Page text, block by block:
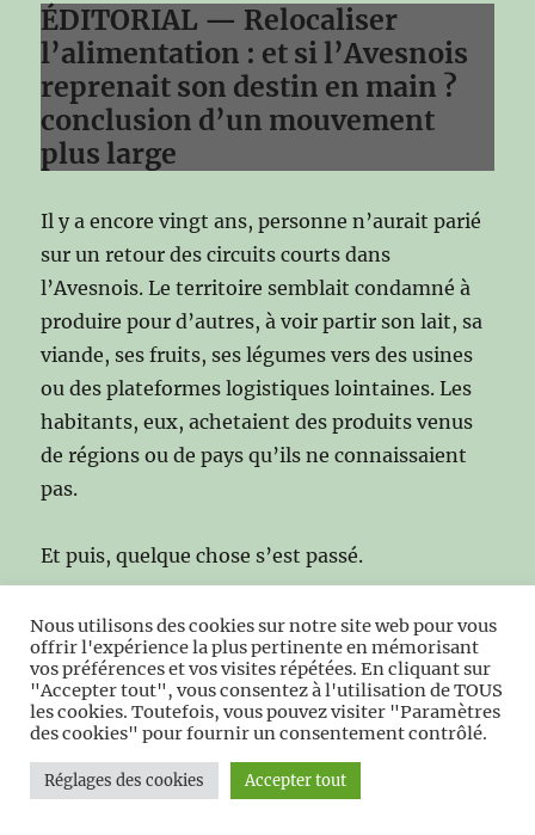
ÉDITORIAL — Relocaliser
l’alimentation : et si l’Avesnois
reprenait son destin en main ?
conclusion d’un mouvement
plus large
Il y a encore vingt ans, personne n’aurait parié
sur un retour des circuits courts dans
l’Avesnois. Le territoire semblait condamné à
produire pour d’autres, à voir partir son lait, sa
viande, ses fruits, ses légumes vers des usines
ou des plateformes logistiques lointaines. Les
habitants, eux, achetaient des produits venus
de régions ou de pays qu’ils ne connaissaient
pas.
Et puis, quelque chose s’est passé.
Une génération d’agriculteurs a décidé de
reprendre la main. De transformer son lait, de
vendre sa viande en direct, de replanter des
vergers, de remettre des légumes dans les
décidé dechanger ses habitudes
Nous utilisons des cookies sur notre site web pour vous
offrir l'expérience la plus pertinente en mémorisant
vos préférences et vos visites répétées. En cliquant sur
"Accepter tout", vous consentez à l'utilisation de TOUS
les cookies. Toutefois, vous pouvez visiter "Paramètres
des cookies" pour fournir un consentement contrôlé.
Réglages des cookies Accepter tout